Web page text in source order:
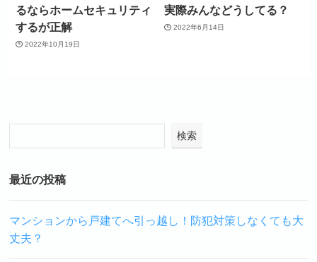
るならホームセキュリティ
するが正解
2022年10月19日
実際みんなどうしてる？
2022年6月14日
検索
最近の投稿
マンションから戸建てへ引っ越し！防犯対策しなくても大
丈夫？